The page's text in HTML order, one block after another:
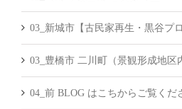
03_新城市【古民家再生・黒谷プ
03_豊橋市 二川町（景観形成地区
04_前 BLOG はこちからご覧くだ